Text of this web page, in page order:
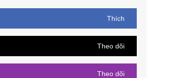
Thích
Theo dõi
Theo dõi